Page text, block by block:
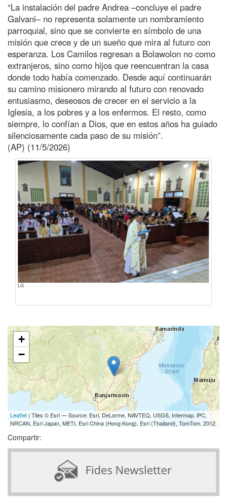
“La instalación del padre Andrea –concluye el padre
Galvani– no representa solamente un nombramiento
parroquial, sino que se convierte en símbolo de una
misión que crece y de un sueño que mira al futuro con
esperanza. Los Camilos regresan a Bolawolon no como
extranjeros, sino como hijos que reencuentran la casa
donde todo había comenzado. Desde aquí continuarán
su camino misionero mirando al futuro con renovado
entusiasmo, deseosos de crecer en el servicio a la
Iglesia, a los pobres y a los enfermos. El resto, como
siempre, lo confían a Dios, que en estos años ha guiado
silenciosamente cada paso de su misión”.
(AP) (11/5/2026)
LG
+
−
Leaflet | Tiles © Esri — Source: Esri, DeLorme, NAVTEQ, USGS, Intermap, iPC,
NRCAN, Esri Japan, METI, Esri China (Hong Kong), Esri (Thailand), TomTom, 2012
Compartir: